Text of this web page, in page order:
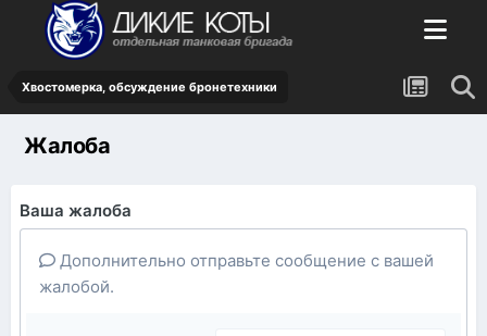
Хвостомерка, обсуждение бронетехники
Жалоба
Ваша жалоба
Дополнительно отправьте сообщение с вашей
жалобой.